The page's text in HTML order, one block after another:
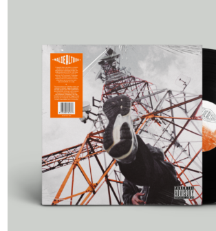
CONTACTO
Youtube Spotify
ES
Aviso Legal Política de Cookies Política de